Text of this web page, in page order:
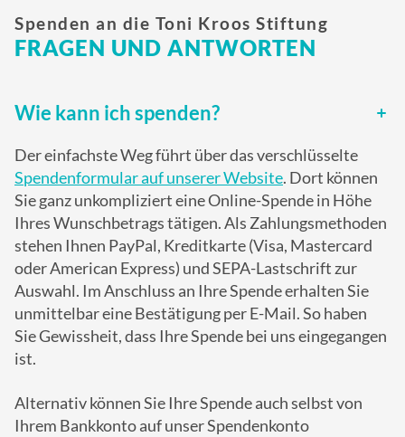
Spenden an die Toni Kroos Stiftung
FRAGEN UND ANTWORTEN
Wie kann ich spenden?
Der einfachste Weg führt über das verschlüsselte
Spendenformular auf unserer Website. Dort können
Sie ganz unkompliziert eine Online-Spende in Höhe
Ihres Wunschbetrags tätigen. Als Zahlungsmethoden
stehen Ihnen PayPal, Kreditkarte (Visa, Mastercard
oder American Express) und SEPA-Lastschrift zur
Auswahl. Im Anschluss an Ihre Spende erhalten Sie
unmittelbar eine Bestätigung per E-Mail. So haben
Sie Gewissheit, dass Ihre Spende bei uns eingegangen
ist.
Alternativ können Sie Ihre Spende auch selbst von
Ihrem Bankkonto auf unser Spendenkonto